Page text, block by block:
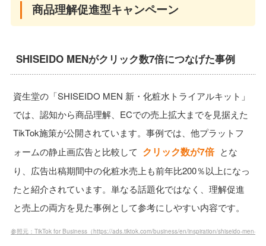
商品理解促進型キャンペーン
SHISEIDO MENがクリック数7倍につなげた事例
資生堂の「SHISEIDO MEN 新・化粧水トライアルキット」
では、認知から商品理解、ECでの売上拡大までを見据えた
TikTok施策が公開されています。事例では、他プラットフ
ォームの静止画広告と比較して クリック数が7倍 とな
り、広告出稿期間中の化粧水売上も前年比200％以上になっ
たと紹介されています。単なる話題化ではなく、理解促進
と売上の両方を見た事例として参考にしやすい内容です。
参照元：TikTok for Business（https://ads.tiktok.com/business/en/inspiration/shiseido-men-